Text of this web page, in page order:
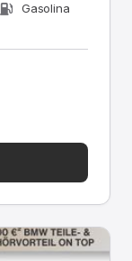
Gasolina